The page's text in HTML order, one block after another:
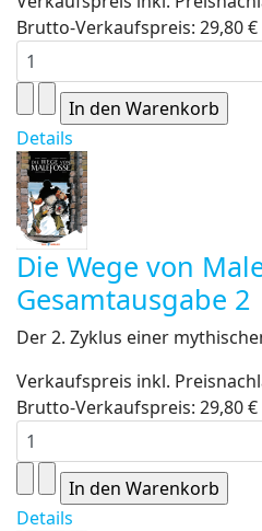
Brutto-Verkaufspreis: 29,80 €
Details
Die Wege von
Gesamtausgabe 2
Der 2. Zyklus einer
Verkaufspreis inkl.
Brutto-Verkaufspreis: 29,80 €
Details